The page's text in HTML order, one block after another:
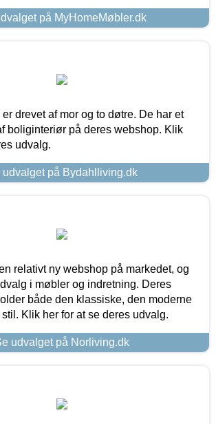
på MyHomeMøbler.dk
drevet af mor og to døtre. De har et
boliginteriør på deres webshop. Klik
udvalg.
udvalget på Bydahlliving.dk
relativt ny webshop på markedet, og
i møbler og indretning. Deres
både den klassiske, den moderne
Klik her for at se deres udvalg.
udvalget på Norliving.dk